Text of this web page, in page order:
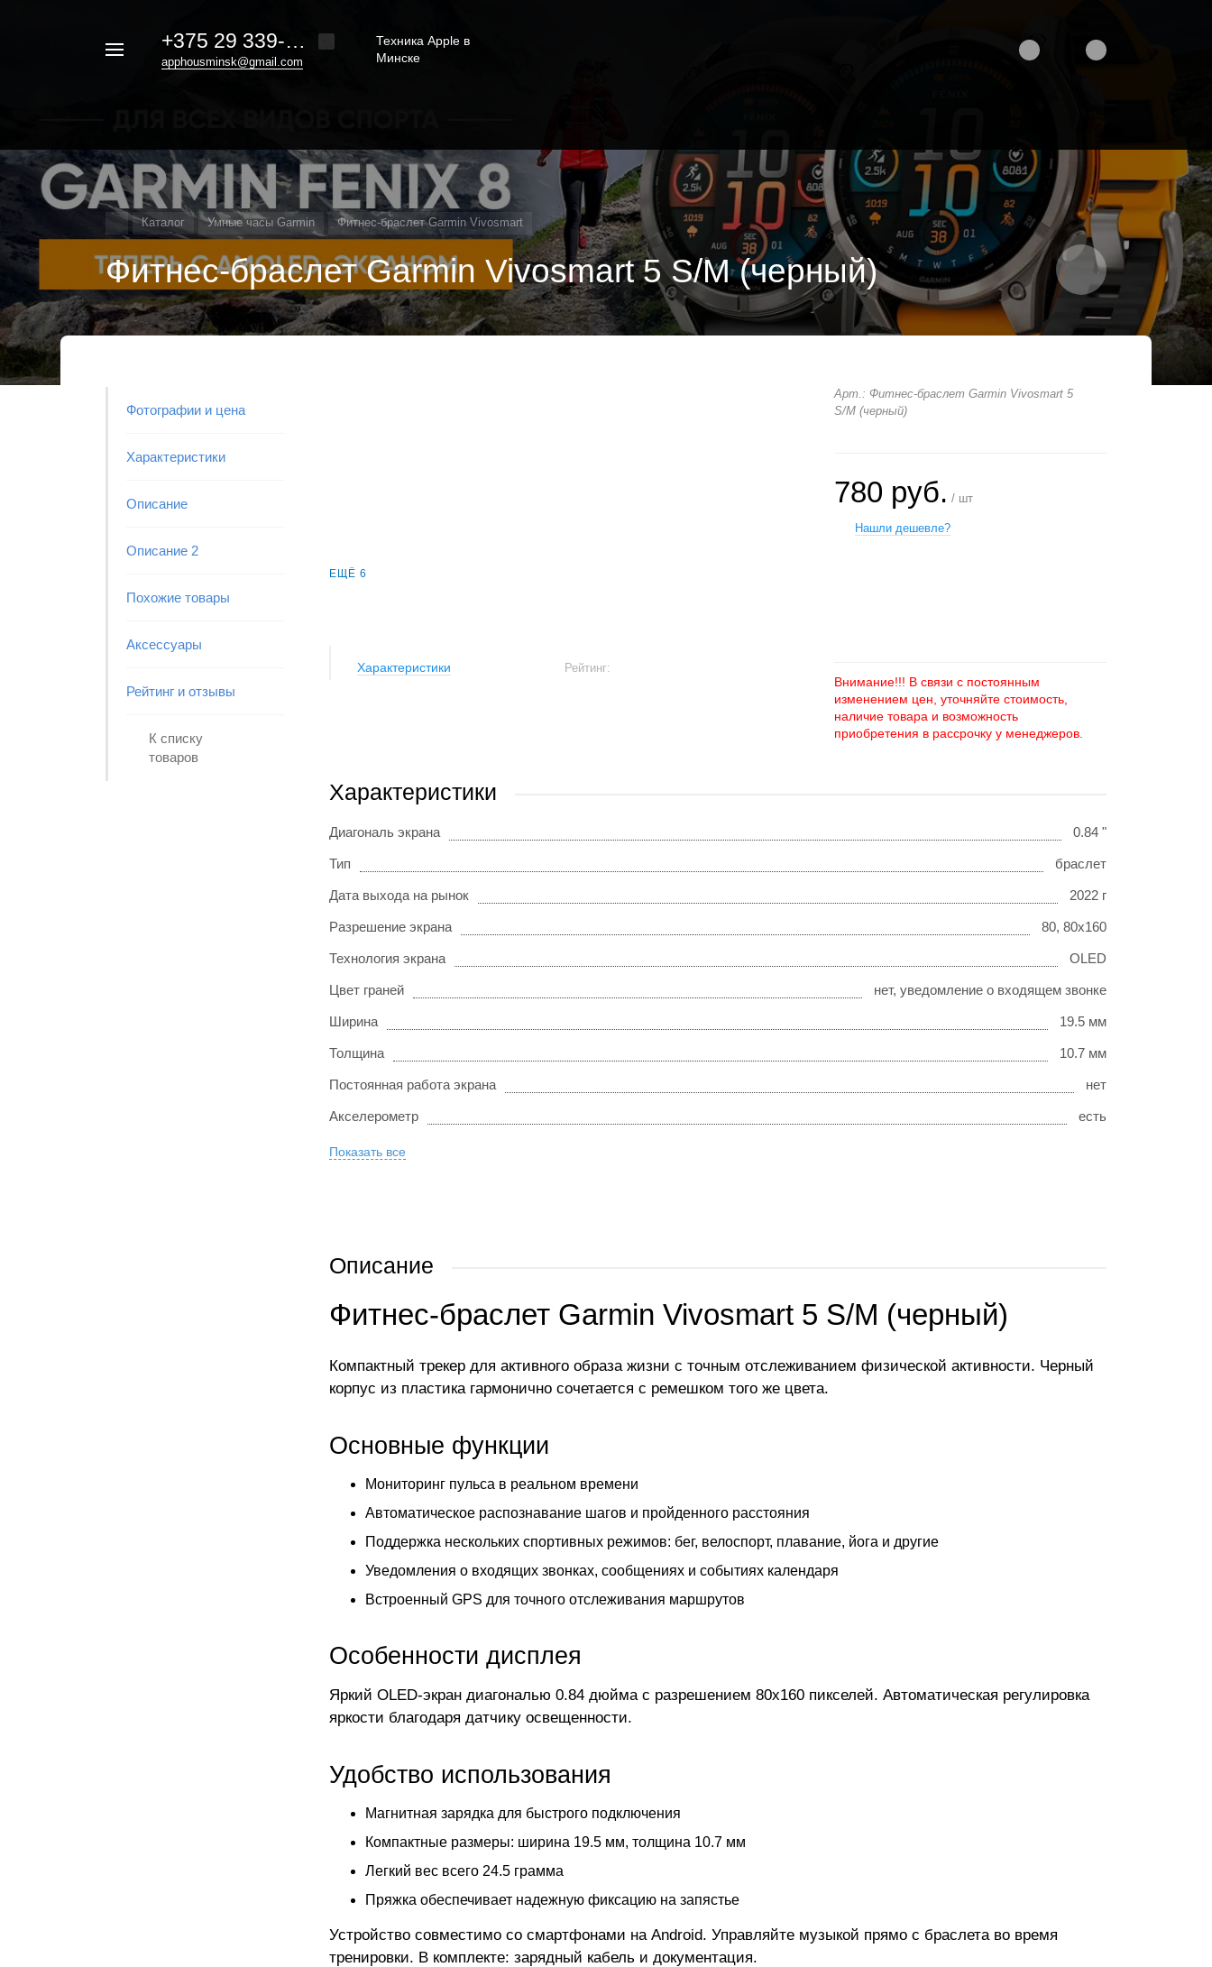
+375 29 339-20-30
apphousminsk@gmail.com
Техника Apple в
Минске
Каталог Умные часы Garmin Фитнес-браслет Garmin Vivosmart
Фитнес-браслет Garmin Vivosmart 5 S/M (черный)
Фотографии и цена
Характеристики
Описание
Описание 2
Похожие товары
Аксессуары
Рейтинг и отзывы
К списку
товаров
ЕЩЁ 6
Характеристики Рейтинг:
Арт.: Фитнес-браслет Garmin Vivosmart 5
S/M (черный)
780 руб. / шт
Нашли дешевле?
Внимание!!! В связи с постоянным
изменением цен, уточняйте стоимость,
наличие товара и возможность
приобретения в рассрочку у менеджеров.
Характеристики
Диагональ экрана 0.84 "
Тип браслет
Дата выхода на рынок 2022 г
Разрешение экрана 80, 80x160
Технология экрана OLED
Цвет граней нет, уведомление о входящем звонке
Ширина 19.5 мм
Толщина 10.7 мм
Постоянная работа экрана нет
Акселерометр есть
Показать все
Описание
Фитнес-браслет Garmin Vivosmart 5 S/M (черный)
Компактный трекер для активного образа жизни с точным отслеживанием физической активности. Черный
корпус из пластика гармонично сочетается с ремешком того же цвета.
Основные функции
Мониторинг пульса в реальном времени
Автоматическое распознавание шагов и пройденного расстояния
Поддержка нескольких спортивных режимов: бег, велоспорт, плавание, йога и другие
Уведомления о входящих звонках, сообщениях и событиях календаря
Встроенный GPS для точного отслеживания маршрутов
Особенности дисплея
Яркий OLED-экран диагональю 0.84 дюйма с разрешением 80x160 пикселей. Автоматическая регулировка
яркости благодаря датчику освещенности.
Удобство использования
Магнитная зарядка для быстрого подключения
Компактные размеры: ширина 19.5 мм, толщина 10.7 мм
Легкий вес всего 24.5 грамма
Пряжка обеспечивает надежную фиксацию на запястье
Устройство совместимо со смартфонами на Android. Управляйте музыкой прямо с браслета во время
тренировки. В комплекте: зарядный кабель и документация.